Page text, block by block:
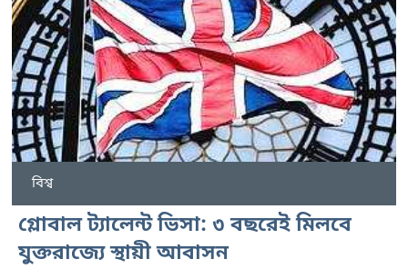
বিশ্ব
গ্লোবাল ট্যালেন্ট ভিসা: ৩ বছরেই মিলবে
যুক্তরাজ্যে স্থায়ী আবাসন